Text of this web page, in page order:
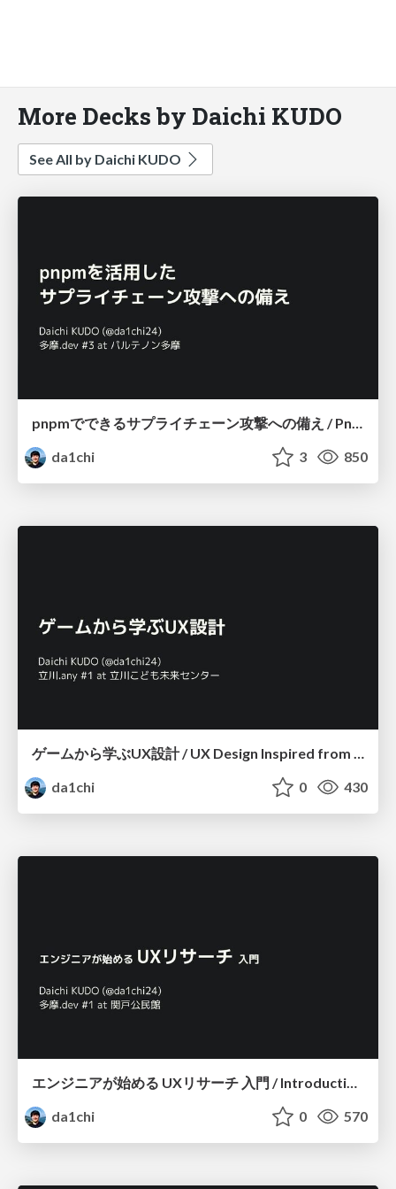
More Decks by Daichi KUDO
See All by Daichi KUDO
pnpmでできるサプライチェーン攻撃への備え / Pnpm Security Practices
da1chi
3 850
da1chi
0 430
エンジニアが始める UXリサーチ 入門 / Introduction of UX Research
da1chi
0 570